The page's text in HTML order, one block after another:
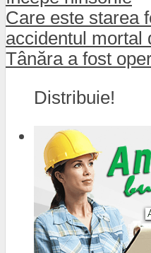
Care este starea
accidentul mortal
Tânăra a fost
Distribuie!